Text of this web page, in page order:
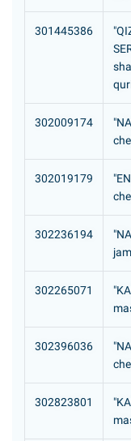
301445386
302009174
302019179
302236194
302265071
302396036
302823801